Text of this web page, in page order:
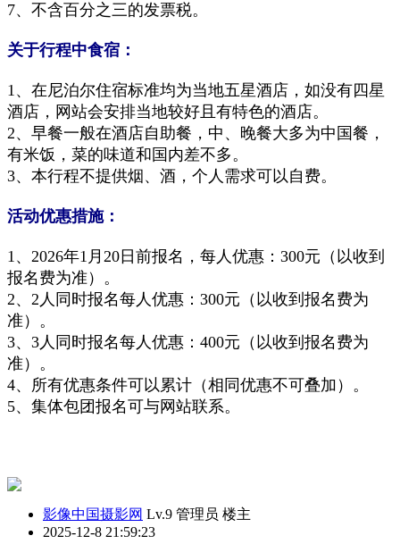
7、不含百分之三的发票税。
关于行程中食宿：
1、在尼泊尔住宿标准均为当地五星酒店，如没有四星
酒店，网站会安排当地较好且有特色的酒店。
2、早餐一般在酒店自助餐，中、晚餐大多为中国餐，
有米饭，菜的味道和国内差不多。
3、本行程不提供烟、酒，个人需求可以自费。
活动优惠措施：
1、2026年1月20日前报名，每人优惠 ：300元 （以收到
报名费为准）。
2、2人同时报名每人优惠：300元（以收到报名费为
准）。
3、3人同时报名每人优惠：400元（以收到报名费为
准）。
4、所有优惠条件可以累计（相同优惠不可叠加 ）。
5、集体包团报名可与网站联系。
影像中国摄影网 Lv.9 管理员 楼主
2025-12-8 21:59:23